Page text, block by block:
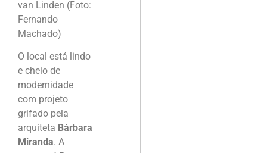
van Linden (Foto:
Fernando
Machado)
O local está lindo
e cheio de
modernidade
com projeto
grifado pela
arquiteta Bárbara
Miranda. A